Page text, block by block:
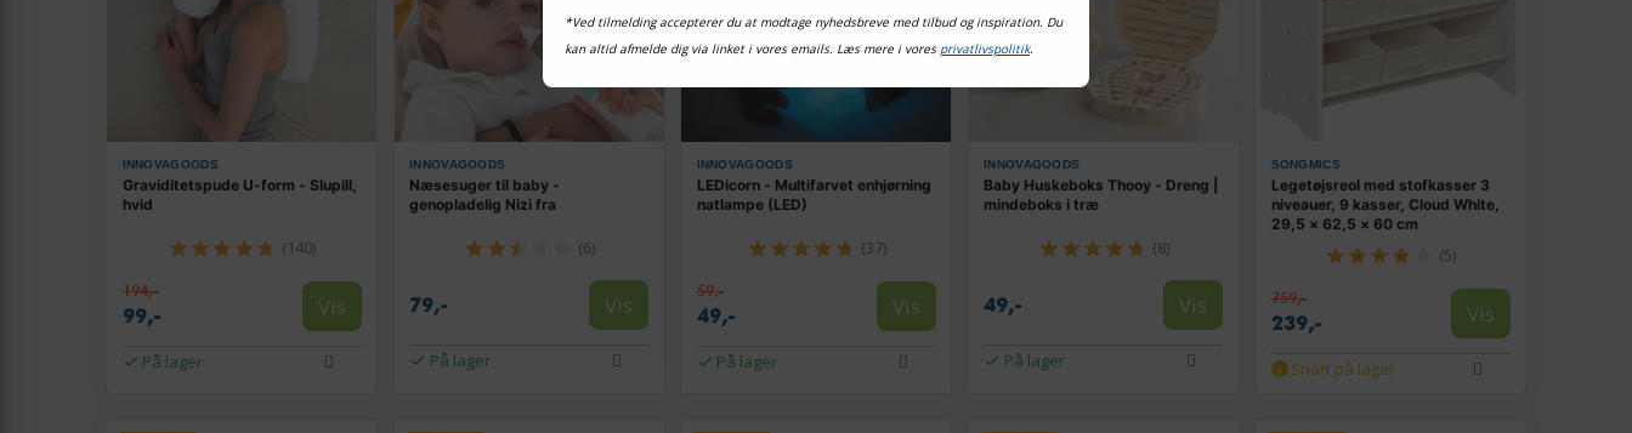
INNOVAGOODS
Graviditetspude U-form - Slupill,
hvid
(140)
194,-
99,- Vis
På lager
INNOVAGOODS
Næsesuger til baby -
genopladelig Nizi fra
(6)
79,- Vis
På lager
INNOVAGOODS
LEDicorn - Multifarvet enhjørning
natlampe (LED)
(37)
59,-
49,- Vis
På lager
INNOVAGOODS
Baby Huskeboks Thooy - Dreng |
mindeboks i træ
(8)
49,- Vis
På lager
SONGMICS
Legetøjsreol med stofkasser 3
niveauer, 9 kasser, Cloud White,
29,5 × 62,5 × 60 cm
(5)
759,-
239,- Vis
Snart på lager
*Ved tilmelding accepterer du at modtage nyhedsbreve med tilbud og inspiration. Du
kan altid afmelde dig via linket i vores emails. Læs mere i vores privatlivspolitik.